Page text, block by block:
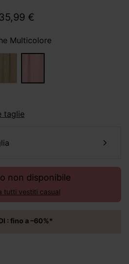
35,99 €
Multicolore
taglie
non disponibile
tutti vestiti casual
: fino a –60%*